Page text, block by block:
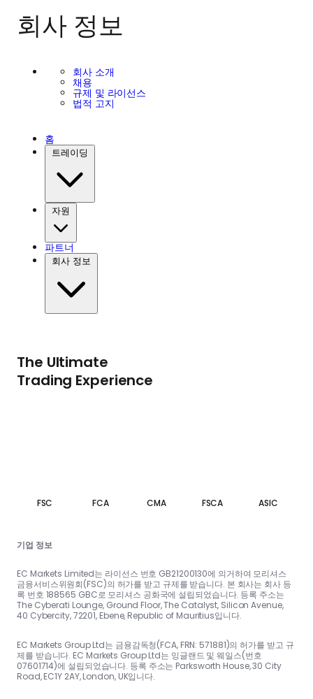
회사 정보
회사 소개
채용
규제 및 라이선스
법적 고지
홈
트레이딩
자원
파트너
회사 정보
The Ultimate
Trading Experience
FSC FCA CMA FSCA ASIC
기업 정보
EC Markets Limited는 라이선스 번호 GB21200130에 의거하여 모리셔스
금융서비스위원회(FSC)의 허가를 받고 규제를 받습니다. 본 회사는 회사 등
록 번호 188565 GBC로 모리셔스 공화국에 설립되었습니다. 등록 주소는
The Cyberati Lounge, Ground Floor, The Catalyst, Silicon Avenue,
40 Cybercity, 72201, Ebene, Republic of Mauritius입니다.
EC Markets Group Ltd는 금융감독청(FCA, FRN: 571881)의 허가를 받고 규
제를 받습니다. EC Markets Group Ltd는 잉글랜드 및 웨일스(번호
07601714)에 설립되었습니다. 등록 주소는 Parksworth House, 30 City
Road, EC1Y 2AY, London, UK입니다.